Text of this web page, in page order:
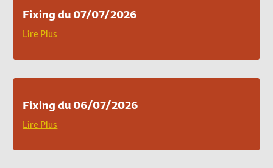
Fixing du 07/07/2026
Lire Plus
Fixing du 06/07/2026
Lire Plus